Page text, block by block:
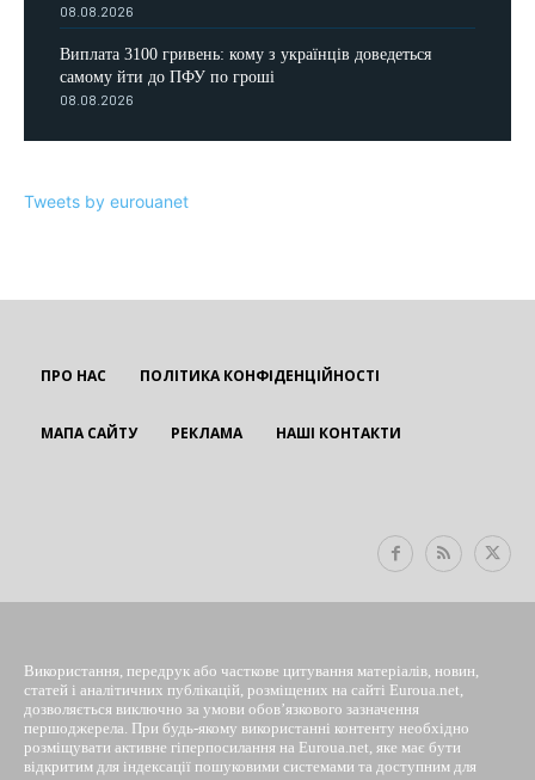
08.08.2026
Виплата 3100 гривень: кому з українців доведеться
самому йти до ПФУ по гроші
08.08.2026
Tweets by eurouanet
ПРО НАС ПОЛІТИКА КОНФІДЕНЦІЙНОСТІ
МАПА САЙТУ РЕКЛАМА НАШІ КОНТАКТИ
Використання, передрук або часткове цитування матеріалів, новин,
статей і аналітичних публікацій, розміщених на сайті Euroua.net,
дозволяється виключно за умови обов’язкового зазначення
першоджерела. При будь-якому використанні контенту необхідно
розміщувати активне гіперпосилання на Euroua.net, яке має бути
відкритим для індексації пошуковими системами та доступним для